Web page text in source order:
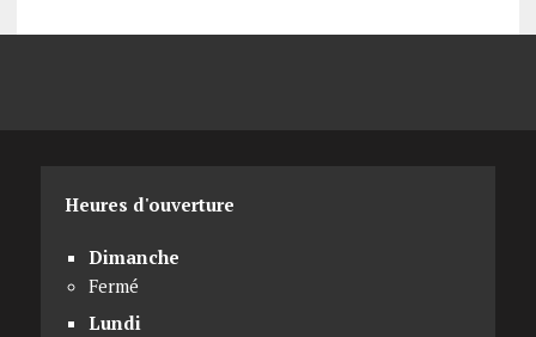
Heures d'ouverture
Dimanche
Fermé
Lundi